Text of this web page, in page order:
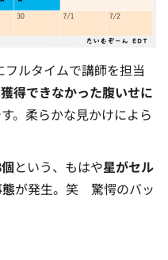
ルタイムで講師を担当
得できなかった腹いせに
。柔らかな見かけによら
という、もはや星がセル
が発生。笑 驚愕のバッ